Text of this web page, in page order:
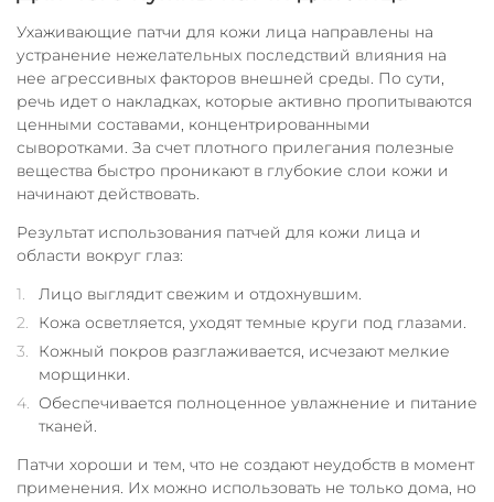
Ухаживающие патчи для кожи лица направлены на
устранение нежелательных последствий влияния на
нее агрессивных факторов внешней среды. По сути,
речь идет о накладках, которые активно пропитываются
ценными составами, концентрированными
сыворотками. За счет плотного прилегания полезные
вещества быстро проникают в глубокие слои кожи и
начинают действовать.
Результат использования патчей для кожи лица и
области вокруг глаз:
Лицо выглядит свежим и отдохнувшим.
Кожа осветляется, уходят темные круги под глазами.
Кожный покров разглаживается, исчезают мелкие
морщинки.
Обеспечивается полноценное увлажнение и питание
тканей.
Патчи хороши и тем, что не создают неудобств в момент
применения. Их можно использовать не только дома, но